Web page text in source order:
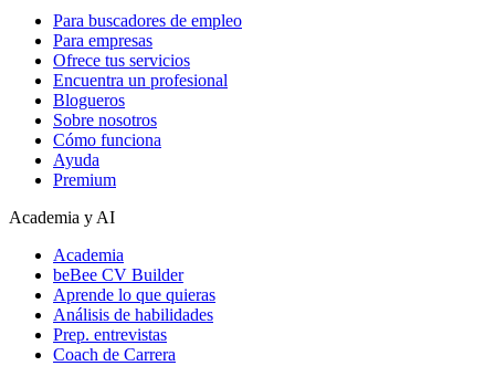
Para buscadores de empleo
Para empresas
Ofrece tus servicios
Encuentra un profesional
Blogueros
Sobre nosotros
Cómo funciona
Ayuda
Premium
Academia y AI
Academia
beBee CV Builder
Aprende lo que quieras
Análisis de habilidades
Prep. entrevistas
Coach de Carrera